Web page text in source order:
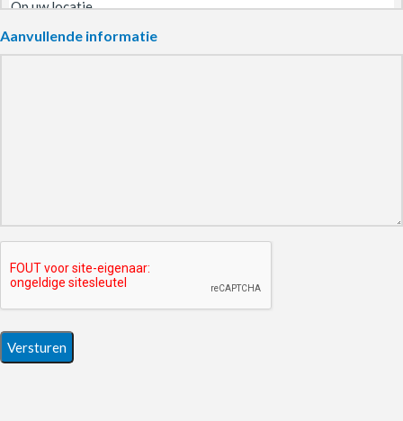
Aanvullende informatie